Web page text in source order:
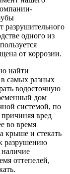
разрушительного
одного из
от коррозии.
найти
самых разных
водосточную
дом
системой, по
причиняя вред
во время
крыше и стекать
разрушению
оттепелей,